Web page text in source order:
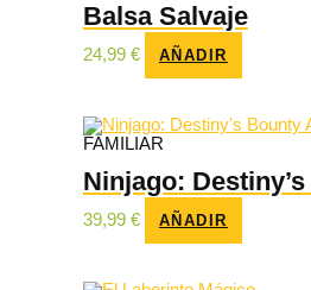
Balsa Salvaje
24,99 € AÑADIR
FAMILIAR
Ninjago:
39,99 € AÑADIR